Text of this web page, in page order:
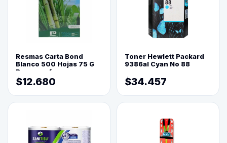
Resmas Carta Bond
Blanco 500 Hojas 75 G
Reprograf.
$12.680
Toner Hewlett Packard
9386al Cyan No 88
$34.457